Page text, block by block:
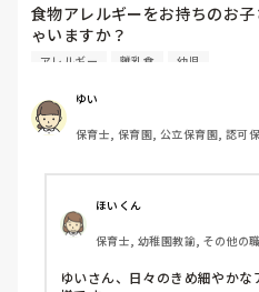
食物アレルギーをお持ちのお
ゃいますか？
わたしが保育士になりたての頃は
避ける食品が多過ぎて、調味
いケースもありましたし
Aちゃんは卵、Bちゃんは小麦
でも最近…あれ？アレルギー
とが減ったような？
今、偶然わたしの園がそうな
アレルギー児が全くいないと
アレルギー 離乳食 幼児
ゆい
保育士, 保育園, 公立保育園, 認可
ほいくん
保育士, 幼稚園教諭, その他の
ゆいさん、日々のきめ細やか